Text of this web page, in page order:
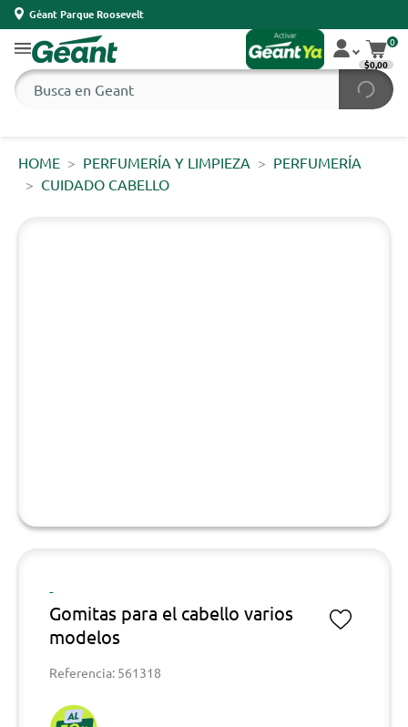
Géant Parque Roosevelt
0
$0,00
HOME PERFUMERÍA Y LIMPIEZA
PERFUMERÍA
CUIDADO CABELLO
-
Gomitas para el cabello varios
modelos
Referencia: 561318